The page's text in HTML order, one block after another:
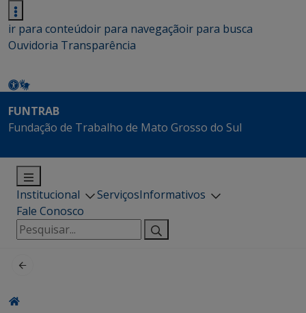
ir para conteúdoir para navegaçãoir para busca
Ouvidoria Transparência
FUNTRAB
Fundação de Trabalho de Mato Grosso do Sul
Institucional ServiçosInformativos
Fale Conosco
Pesquisar
por: